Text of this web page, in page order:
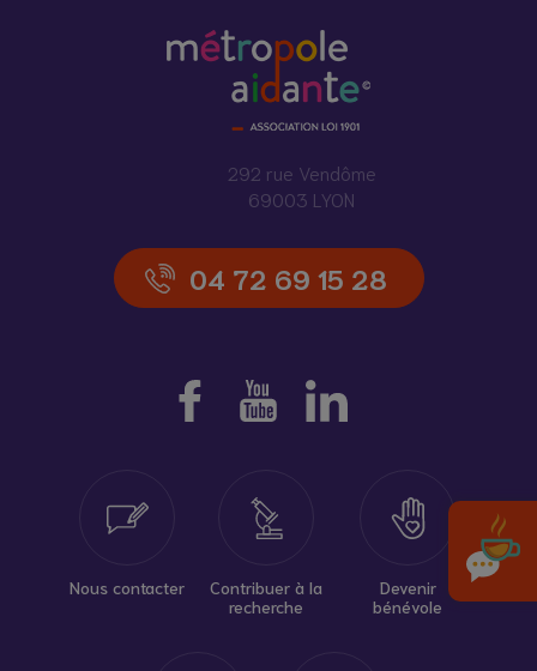
292 rue Vendôme
69003 LYON
04 72 69 15 28
Nous contacter
Contribuer à la
recherche
Devenir
bénévole